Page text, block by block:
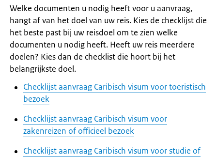
Welke documenten u nodig heeft voor u aanvraag,
hangt af van het doel van uw reis. Kies de checklijst die
het beste past bij uw reisdoel om te zien welke
documenten u nodig heeft. Heeft uw reis meerdere
doelen? Kies dan de checklist die hoort bij het
belangrijkste doel.
Checklijst aanvraag Caribisch visum voor toeristisch
bezoek
Checklijst aanvraag Caribisch visum voor
zakenreizen of officieel bezoek
Checklijst aanvraag Caribisch visum voor studie of